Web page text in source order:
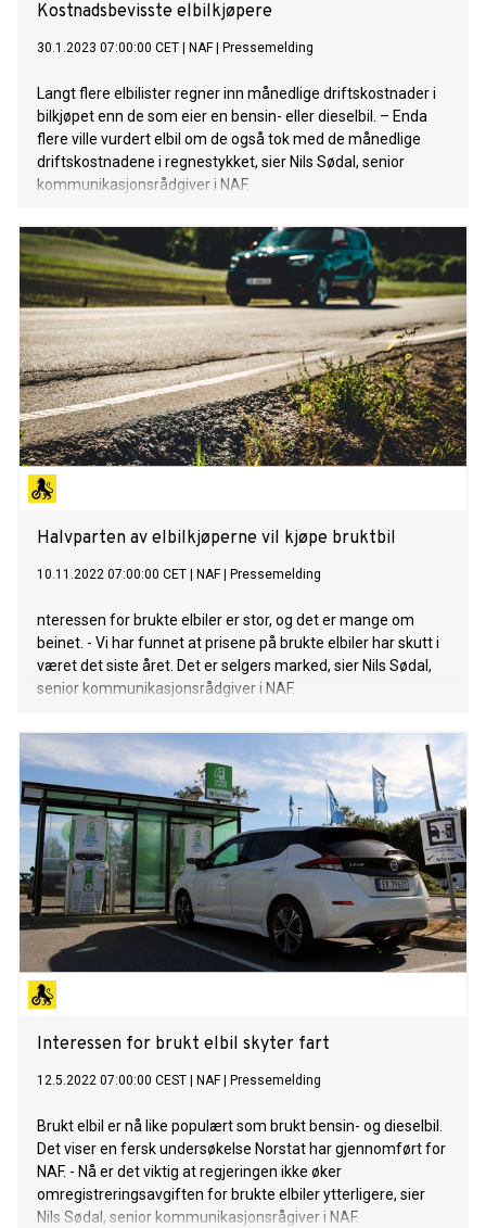
Kostnadsbevisste elbilkjøpere
30.1.2023 07:00:00 CET NAF| Pressemelding
Langt flere elbilister regner inn månedlige driftskostnader i
bilkjøpet enn de som eier en bensin- eller dieselbil. – Enda
flere ville vurdert elbil om de også tok med de månedlige
driftskostnadene i regnestykket, sier Nils Sødal, senior
kommunikasjonsrådgiver i NAF.
Halvparten av elbilkjøperne vil kjøpe bruktbil
10.11.2022 07:00:00 CET NAF| Pressemelding
nteressen for brukte elbiler er stor, og det er mange om
beinet. - Vi har funnet at prisene på brukte elbiler har skutt i
været det siste året. Det er selgers marked, sier Nils Sødal,
senior kommunikasjonsrådgiver i NAF.
Interessen for brukt elbil skyter fart
12.5.2022 07:00:00 CEST NAF| Pressemelding
Brukt elbil er nå like populært som brukt bensin- og dieselbil.
Det viser en fersk undersøkelse Norstat har gjennomført for
NAF. - Nå er det viktig at regjeringen ikke øker
omregistreringsavgiften for brukte elbiler ytterligere, sier
Nils Sødal, senior kommunikasjonsrågiver i NAF.